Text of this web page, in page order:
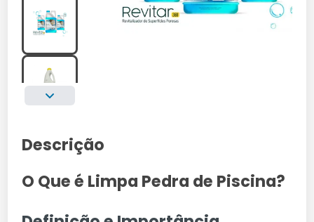
Descrição
O Que é Limpa Pedra de Piscina?